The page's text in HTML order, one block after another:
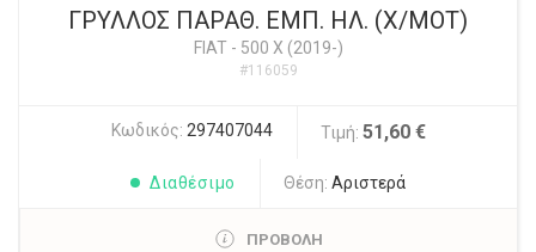
ΓΡΥΛΛΟΣ ΠΑΡΑΘ. ΕΜΠ. ΗΛ. (Χ/ΜΟΤ)
FIAT- 500 X (2019-)
#116059
Κωδικός: 297407044 Τιμή: 51,60 €
Διαθέσιμο Θέση: Αριστερά
ΠΡΟΒΟΛΗ